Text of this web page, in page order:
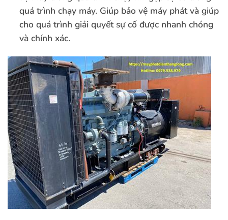
quá trình chạy máy. Giúp bảo vệ máy phát và giúp
cho quá trình giải quyết sự cố được nhanh chóng
và chính xác.